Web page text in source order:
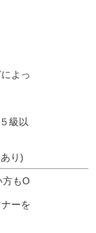
よっ
級以
り)
もO
ーを